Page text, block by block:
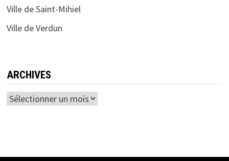
Ville de Saint-Mihiel
Ville de Verdun
ARCHIVES
Archives